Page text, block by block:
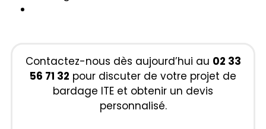
Contactez-nous dès aujourd’hui au 02 33
56 71 32 pour discuter de votre projet de
bardage ITE et obtenir un devis
personnalisé.